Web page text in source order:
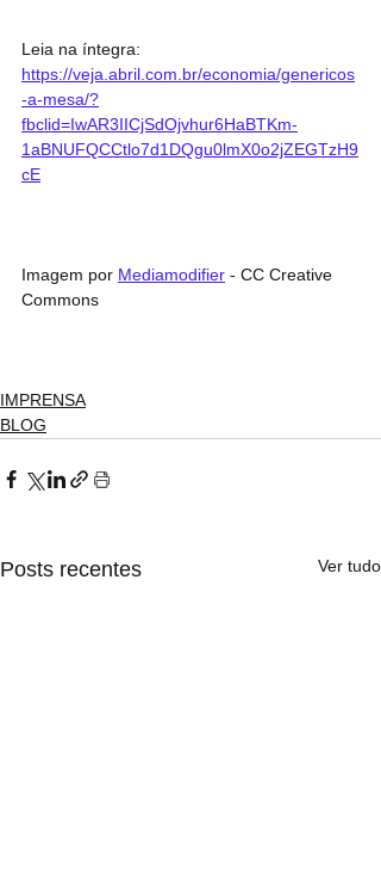
Leia na íntegra:
https://veja.abril.com.br/economia/genericos
-a-mesa/?
fbclid=IwAR3IICjSdOjvhur6HaBTKm-
1aBNUFQCCtlo7d1DQgu0lmX0o2jZEGTzH9
cE
Imagem por Mediamodifier - CC Creative
Commons
IMPRENSA
BLOG
Posts recentes Ver tudo